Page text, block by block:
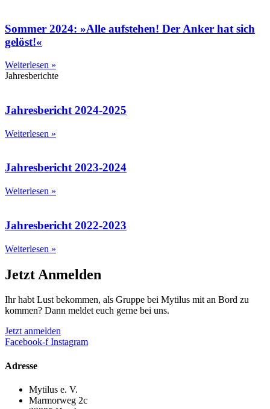
Sommer 2024: »Alle aufstehen! Der Anker hat sich
gelöst!«
Weiterlesen »
Jahresberichte
Jahresbericht 2024-2025
Weiterlesen »
Jahresbericht 2023-2024
Weiterlesen »
Jahresbericht 2022-2023
Weiterlesen »
Jetzt Anmelden
Ihr habt Lust bekommen, als Gruppe bei Mytilus mit an Bord zu
kommen? Dann meldet euch gerne bei uns.
Jetzt anmelden
Facebook-f Instagram
Adresse
Mytilus e. V.
Marmorweg 2c